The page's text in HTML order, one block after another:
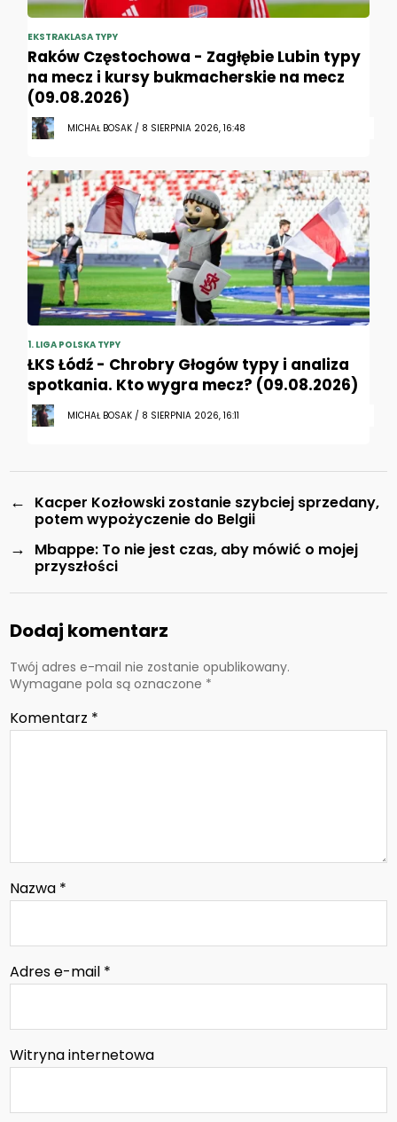
EKSTRAKLASA TYPY
Raków Częstochowa - Zagłębie Lubin typy
na mecz i kursy bukmacherskie na mecz
(09.08.2026)
MICHAŁ BOSAK / 8 SIERPNIA 2026, 16:48
1. LIGA POLSKA TYPY
ŁKS Łódź - Chrobry Głogów typy i analiza
spotkania. Kto wygra mecz? (09.08.2026)
MICHAŁ BOSAK / 8 SIERPNIA 2026, 16:11
←
Kacper Kozłowski zostanie szybciej sprzedany,
potem wypożyczenie do Belgii
→
Mbappe: To nie jest czas, aby mówić o mojej
przyszłości
Dodaj komentarz
Twój adres e-mail nie zostanie opublikowany.
Wymagane pola są oznaczone *
Komentarz *
Nazwa *
Adres e-mail *
Witryna internetowa